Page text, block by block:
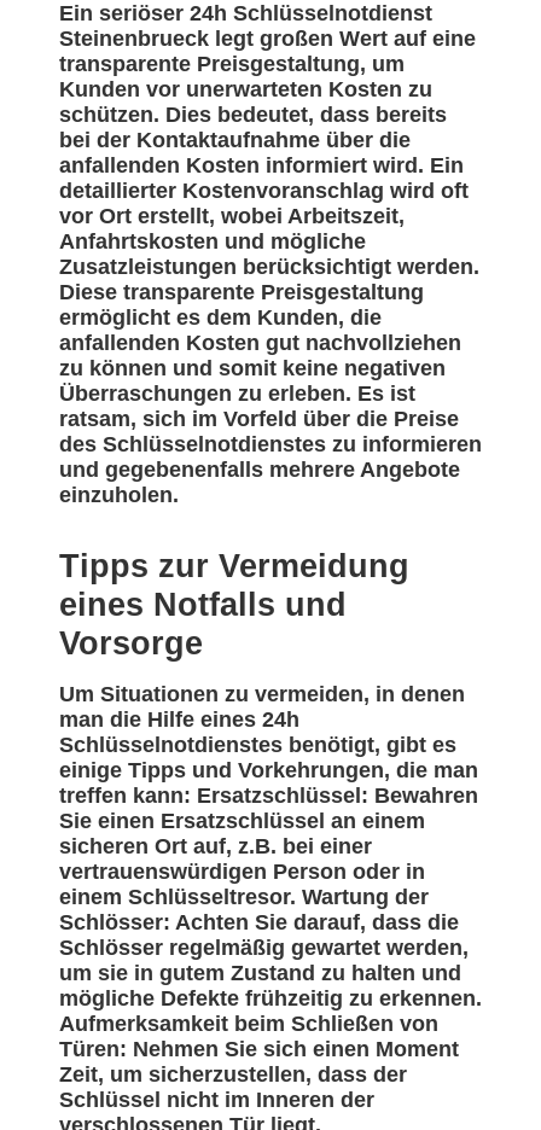
Ein seriöser 24h Schlüsselnotdienst
Steinenbrueck legt großen Wert auf eine
transparente Preisgestaltung, um
Kunden vor unerwarteten Kosten zu
schützen. Dies bedeutet, dass bereits
bei der Kontaktaufnahme über die
anfallenden Kosten informiert wird. Ein
detaillierter Kostenvoranschlag wird oft
vor Ort erstellt, wobei Arbeitszeit,
Anfahrtskosten und mögliche
Zusatzleistungen berücksichtigt werden.
Diese transparente Preisgestaltung
ermöglicht es dem Kunden, die
anfallenden Kosten gut nachvollziehen
zu können und somit keine negativen
Überraschungen zu erleben. Es ist
ratsam, sich im Vorfeld über die Preise
des Schlüsselnotdienstes zu informieren
und gegebenenfalls mehrere Angebote
einzuholen.
Tipps zur Vermeidung
eines Notfalls und
Vorsorge
Um Situationen zu vermeiden, in denen
man die Hilfe eines 24h
Schlüsselnotdienstes benötigt, gibt es
einige Tipps und Vorkehrungen, die man
treffen kann: Ersatzschlüssel: Bewahren
Sie einen Ersatzschlüssel an einem
sicheren Ort auf, z.B. bei einer
vertrauenswürdigen Person oder in
einem Schlüsseltresor. Wartung der
Schlösser: Achten Sie darauf, dass die
Schlösser regelmäßig gewartet werden,
um sie in gutem Zustand zu halten und
mögliche Defekte frühzeitig zu erkennen.
Aufmerksamkeit beim Schließen von
Türen: Nehmen Sie sich einen Moment
Zeit, um sicherzustellen, dass der
Schlüssel nicht im Inneren der